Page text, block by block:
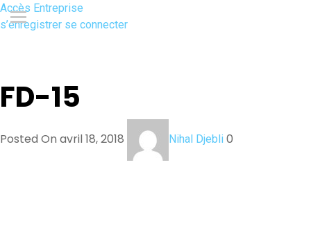
Accès Entreprise
s’enregistrer se connecter
FD-15
Posted On avril 18, 2018 Nihal Djebli 0